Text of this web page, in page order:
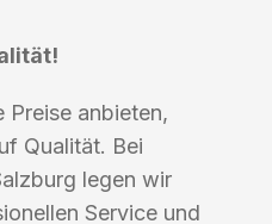
anbieten,
Qualität. Bei
legen wir
Service und